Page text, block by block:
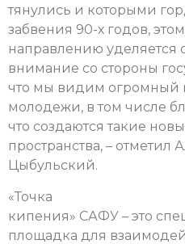
тянулись и которыми
забвения 90-х годов,
направлению уделяется
внимание со стороны
что мы видим огромный
молодежи, в том числе
что создаются такие
пространства, – отметил
Цыбульский.
«Точка
кипения» САФУ – это
площадка для